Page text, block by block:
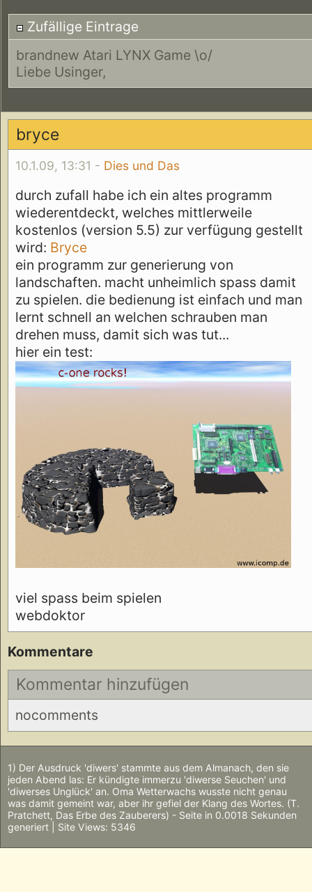
Zufällige Eintrage
brandnew Atari LYNX Game \o/
Liebe Usinger,
bryce
10.1.09, 13:31 - Dies und Das
durch zufall habe ich ein altes programm
wiederentdeckt, welches mittlerweile
kostenlos (version 5.5) zur verfügung gestellt
wird: Bryce
ein programm zur generierung von
landschaften. macht unheimlich spass damit
zu spielen. die bedienung ist einfach und man
lernt schnell an welchen schrauben man
drehen muss, damit sich was tut...
hier ein test:
viel spass beim spielen
webdoktor
Kommentare
Kommentar hinzufügen
nocomments
1) Der Ausdruck 'diwers' stammte aus dem Almanach, den sie
jeden Abend las: Er kündigte immerzu 'diwerse Seuchen' und
'diwerses Unglück' an. Oma Wetterwachs wusste nicht genau
was damit gemeint war, aber ihr gefiel der Klang des Wortes. (T.
Pratchett, Das Erbe des Zauberers) - Seite in 0.0018 Sekunden
generiert | Site Views: 5346